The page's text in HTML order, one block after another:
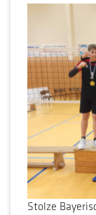
Stolze